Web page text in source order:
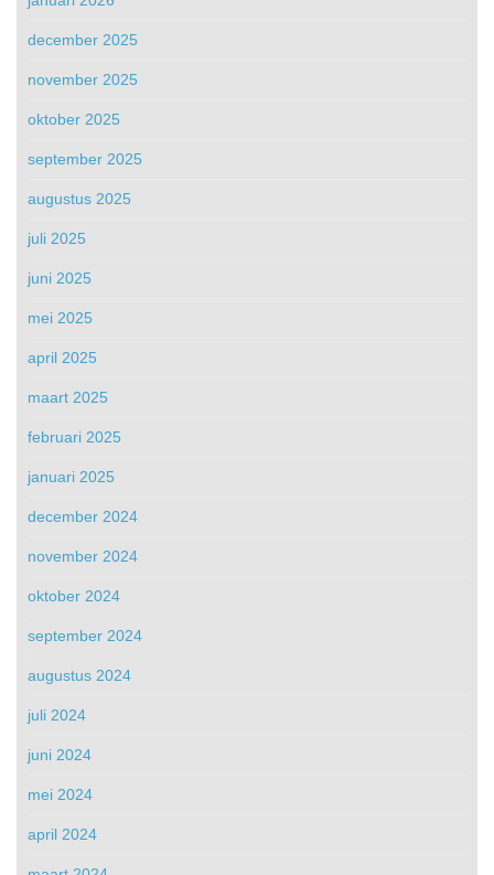
december 2025
november 2025
oktober 2025
september 2025
augustus 2025
juli 2025
juni 2025
mei 2025
april 2025
maart 2025
februari 2025
januari 2025
december 2024
november 2024
oktober 2024
september 2024
augustus 2024
juli 2024
juni 2024
mei 2024
april 2024